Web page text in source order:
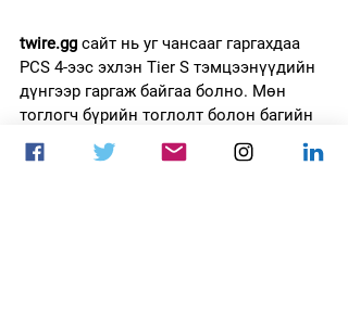
twire.gg сайт нь уг чансааг гаргахдаа
PCS 4-ээс эхлэн Tier S тэмцээнүүдийн
дүнгээр гаргаж байгаа болно. Мөн
тоглогч бүрийн тоглолт болон багийн
эзэлсэн байрын харгалзан чансаагаа
гаргадаг.